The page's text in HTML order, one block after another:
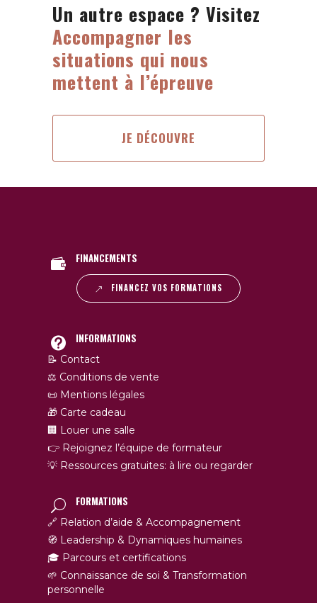
Un autre espace ? Visitez
Accompagner les
situations qui nous
mettent à l’épreuve
JE DÉCOUVRE
FINANCEMENTS
FINANCEZ VOS FORMATIONS
INFORMATIONS
📝 Contact
⚖️ Conditions de vente
📜 Mentions légales
🎁 Carte cadeau
🏢 Louer une salle
👉 Rejoignez l’équipe de formateur
💡 Ressources gratuites: à lire ou regarder
FORMATIONS
🔗 Relation d’aide & Accompagnement
🧭 Leadership & Dynamiques humaines
🎓 Parcours et certifications
🌱 Connaissance de soi & Transformation
personnelle